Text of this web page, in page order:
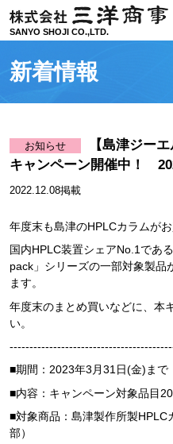
SANYO SHOJI CO.,LTD.
新着情報
お知らせ
【島津ジー
キャンペーン開催中！
2022.12.08掲載
年度末も島津のHPLCカラムがお
国内HPLC装置シェアNo.1であ
pack 」シリーズの一部対象製品
ます。
年度末のまとめ買いなどに、本
い。
■期間： 2023年3月31日(金)まで
■内容：キャンペーン対象品目
■対象商品：島津製作所製HPLC
部）